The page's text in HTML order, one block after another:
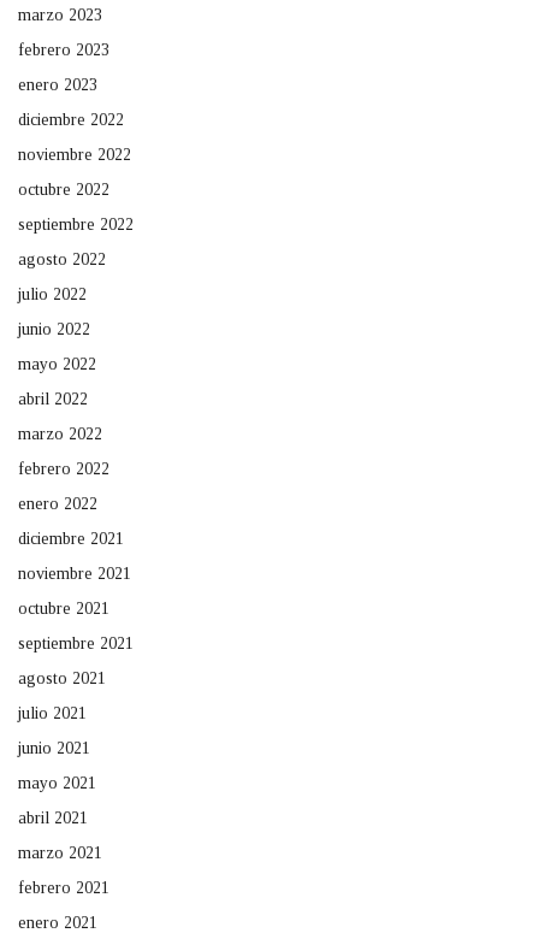
marzo 2023
febrero 2023
enero 2023
diciembre 2022
noviembre 2022
octubre 2022
septiembre 2022
agosto 2022
julio 2022
junio 2022
mayo 2022
abril 2022
marzo 2022
febrero 2022
enero 2022
diciembre 2021
noviembre 2021
octubre 2021
septiembre 2021
agosto 2021
julio 2021
junio 2021
mayo 2021
abril 2021
marzo 2021
febrero 2021
enero 2021